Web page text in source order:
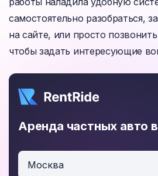
самостоятельно разобраться,
на сайте, или просто
чтобы задать интересующие
Аренда частных авто
Москва